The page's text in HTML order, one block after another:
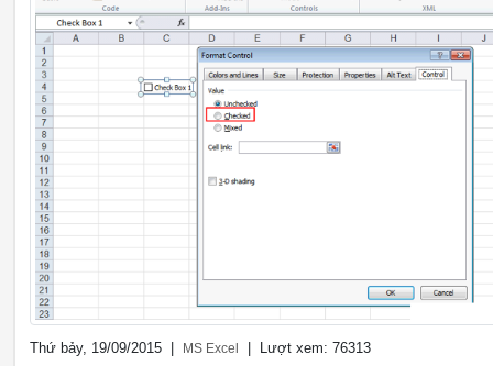
Thứ bảy, 19/09/2015 | MS Excel | Lượt xem: 76313